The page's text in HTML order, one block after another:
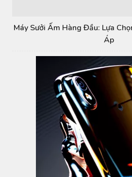
Máy Sưởi Ấm Hàng Đầu: Lựa
Áp